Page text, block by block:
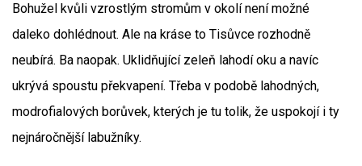
Bohužel kvůli vzrostlým stromům v okolí není možné
daleko dohlédnout. Ale na kráse to Tisůvce rozhodně
neubírá. Ba naopak. Uklidňující zeleň lahodí oku a navíc
ukrývá spoustu překvapení. Třeba v podobě lahodných,
modrofialových borůvek, kterých je tu tolik, že uspokojí i ty
nejnáročnější labužníky.